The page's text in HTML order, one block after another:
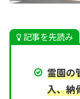
記事を先読み
霊園の
入、納